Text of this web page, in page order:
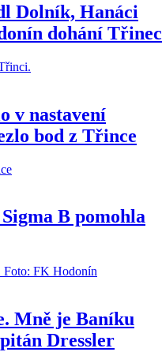
Dolník, Hanáci
dohání Třinec
v nastavení
bod z Třince
B pomohla
Mně je Baníku
Dressler